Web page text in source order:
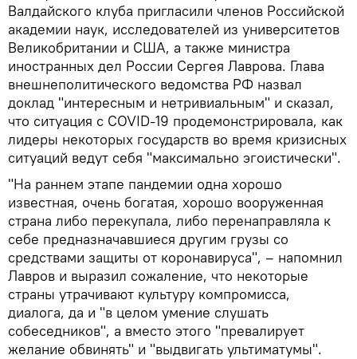
Валдайского клуба пригласили членов Российской
академии наук, исследователей из университетов
Великобритании и США, а также министра
иностранных дел России Сергея Лаврова. Глава
внешнеполитического ведомства РФ назвал
доклад "интересным и нетривиальным" и сказал,
что ситуация с COVID-19 продемонстрировала, как
лидеры некоторых государств во время кризисных
ситуаций ведут себя "максимально эгоистически".
"На раннем этапе пандемии одна хорошо
известная, очень богатая, хорошо вооруженная
страна либо перекупала, либо перенаправляла к
себе предназначавшиеся другим грузы со
средствами защиты от коронавируса", – напомнил
Лавров и выразил сожаление, что некоторые
страны утрачивают культуру компромисса,
диалога, да и "в целом умение слушать
собеседников", а вместо этого "превалирует
желание обвинять" и "выдвигать ультиматумы".